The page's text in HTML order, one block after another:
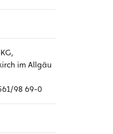
im Allgäu
98 69-0